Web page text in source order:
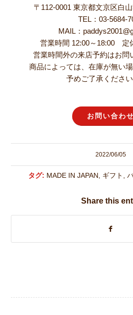
〒112-0001 東京都文京区白
TEL：03-5684-
MAIL：
営業時間 12:00～18:00 定
営業時間外の来店予約はお問
商品によっては、在庫が無い場
予めご了承ください
お問い合わせ
2022/06/05
タグ: MADE IN JAPAN , ギフト ,
Share this